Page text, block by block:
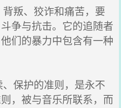
叛、狡诈和痛苦，要
争与抗击。它的追随者
们的暴力中包含有一种
保护的准则，是永不
，被与音乐所联系，而